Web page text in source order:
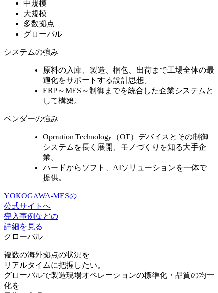
中規模
大規模
多数拠点
グローバル
システムの強み
原料の入庫、製造、梱包、出荷まで工場全体の最
適化をサポート する設計思想。
ERP～MES～制御までを統合 した企業システムと
して構築。
ベンダーの強み
Operation Technology（OT）デバイスとその制御
システムを長く展開、 モノづくりを知る大手企
業。
ハードからソフト、AIソリューションを一体で
提供。
YOKOGAWA-MESの
公式サイトへ
導入事例などの
詳細を見る
グローバル
複数の海外拠点の状況を
リアルタイムに把握したい。
グローバルで製造現場オペレーションの標準化・品質の均一
化を